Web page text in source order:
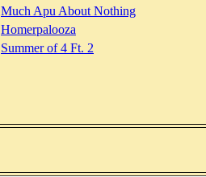
Much Apu About Nothing
Homerpalooza
Summer of 4 Ft. 2